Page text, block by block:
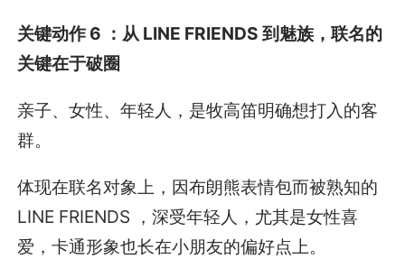
关键动作 6 ：从 LINE FRIENDS 到魅族，联名的
关键在于破圈
亲子、女性、年轻人，是牧高笛明确想打入的客
群。
体现在联名对象上，因布朗熊表情包而被熟知的
LINE FRIENDS ，深受年轻人，尤其是女性喜
爱，卡通形象也长在小朋友的偏好点上。